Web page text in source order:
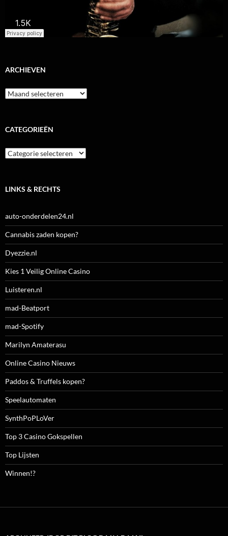
ARCHIEVEN
Archieven
CATEGORIEËN
Categorieën
LINKS & RECHTS
auto-onderdelen24.nl
Cannabis zaden kopen?
Dyezzie.nl
Kies 1 Veilig Online Casino
Luisteren.nl
mad-Beatport
mad-Spotify
Marilyn Amaterasu
Online Casino Nieuws
Paddos & Truffels kopen?
Speelautomaten
SynthPoPLoVer
Top 3 Casino Gokspellen
Top Lijsten
Winnen!?